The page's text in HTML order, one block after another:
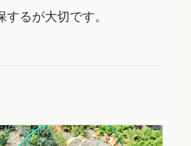
るが大切です。